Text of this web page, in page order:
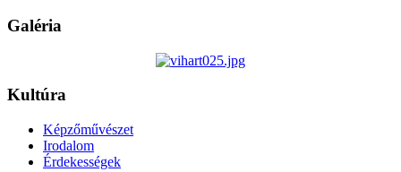
Galéria
Kultúra
Képzőművészet
Irodalom
Érdekességek